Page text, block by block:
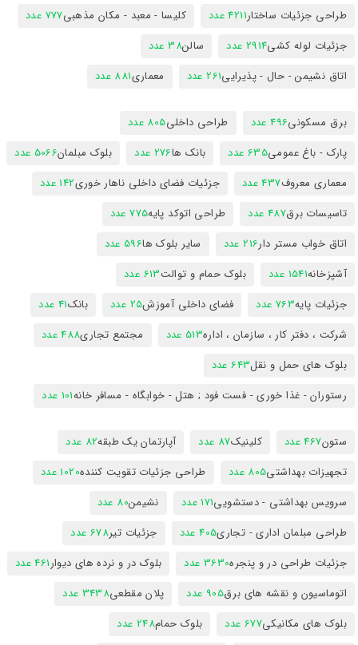
طراحی جزئیات ساختار4211 عدد کلیسا - معبد - مکان مذهبی777 عدد
جزئیات لوله کشی2914 عدد سالن38 عدد
اتاق نشیمن - حال - پذیرایی261 عدد معماری881 عدد
برق مسکونی496 عدد طراحی داخلی805 عدد
پارک - باغ عمومی635 عدد بانک ها276 عدد بلوک مبلمان5066 عدد
معماری معروف437 عدد جزئیات فضای داخلی ناهار خوری142 عدد
تاسیسات برق487 عدد طراحی اتوکد پایه775 عدد
اتاق خواب مستر دار216 عدد سایر بلوک ها596 عدد
آشپزخانه1541 عدد بلوک حمام و توالت613 عدد
جزئیات پایه763 عدد فضای داخلی آموزش25 عدد بانک41 عدد
شرکت ، دفتر کار ، سازمان ، اداره513 عدد مجتمع تجاری488 عدد
بلوک های حمل و نقل643 عدد
رستوران - غذا خوری - فست فود ; هتل - خوابگاه - مسافر خانه101 عدد
ستون467 عدد کلینیک87 عدد آپارتمان یک طبقه82 عدد
تجهیزات بهداشتی805 عدد طراحی جزئیات تقویت کننده1020 عدد
سرویس بهداشتی - دستشویی171 عدد نشیمن80 عدد
طراحی مبلمان اداری - تجاری405 عدد جزئیات تیر678 عدد
جزئیات طراحی در و پنجره3630 عدد بلوک در و نرده های دیوار461 عدد
اتوماسیون و نقشه های برق905 عدد پلان مقطعی3438 عدد
بلوک های مکانیکی677 عدد بلوک حمام248 عدد